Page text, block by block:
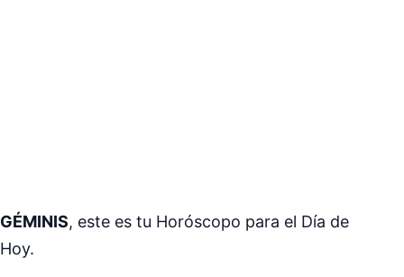
GÉMINIS, este es tu Horóscopo para el Día de
Hoy.